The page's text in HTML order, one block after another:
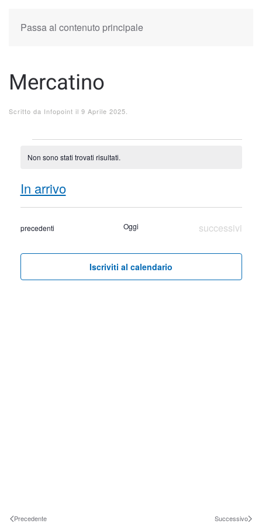
Passa al contenuto principale
Mercatino
Scritto da Infopoint il 9 Aprile 2025
Eventi
Notice
Non sono stati trovati risultati.
e
viste
In arrivo
Select
Eventi
precedenti Oggi Eventi
successivi
Iscriviti al calendario
Precedente Successivo